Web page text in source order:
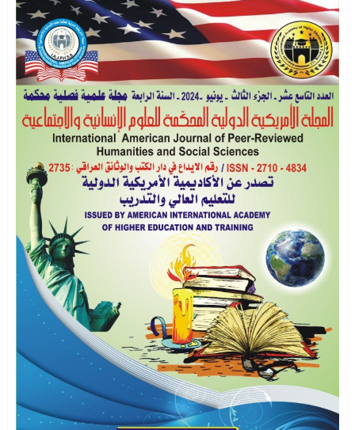
5
الجزء الثالث
أغسطس 16, 2021 0
العدد الثاني عشر – الجزء الاول – الخاص
بوقائع المؤتمر العلمي الدولي التاسع
سبتمبر 3, 2022 0
اصدار العدد الحادي عشر – الجزء الثالث
سبتمبر 1, 2022
3
اصدار العدد الحادي عشر – الجزء الثاني
سبتمبر 1, 2022